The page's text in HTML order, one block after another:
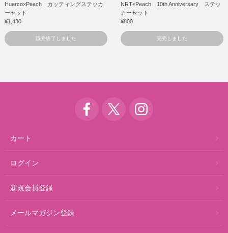
Huerco×Peach カッティングステッカ
ーセット
¥1,430
販売終了しました
NRT×Peach 10th Anniversary ステッ
カーセット
¥800
完売しました
カート
ログイン
新規会員登録
メールマガジン登録